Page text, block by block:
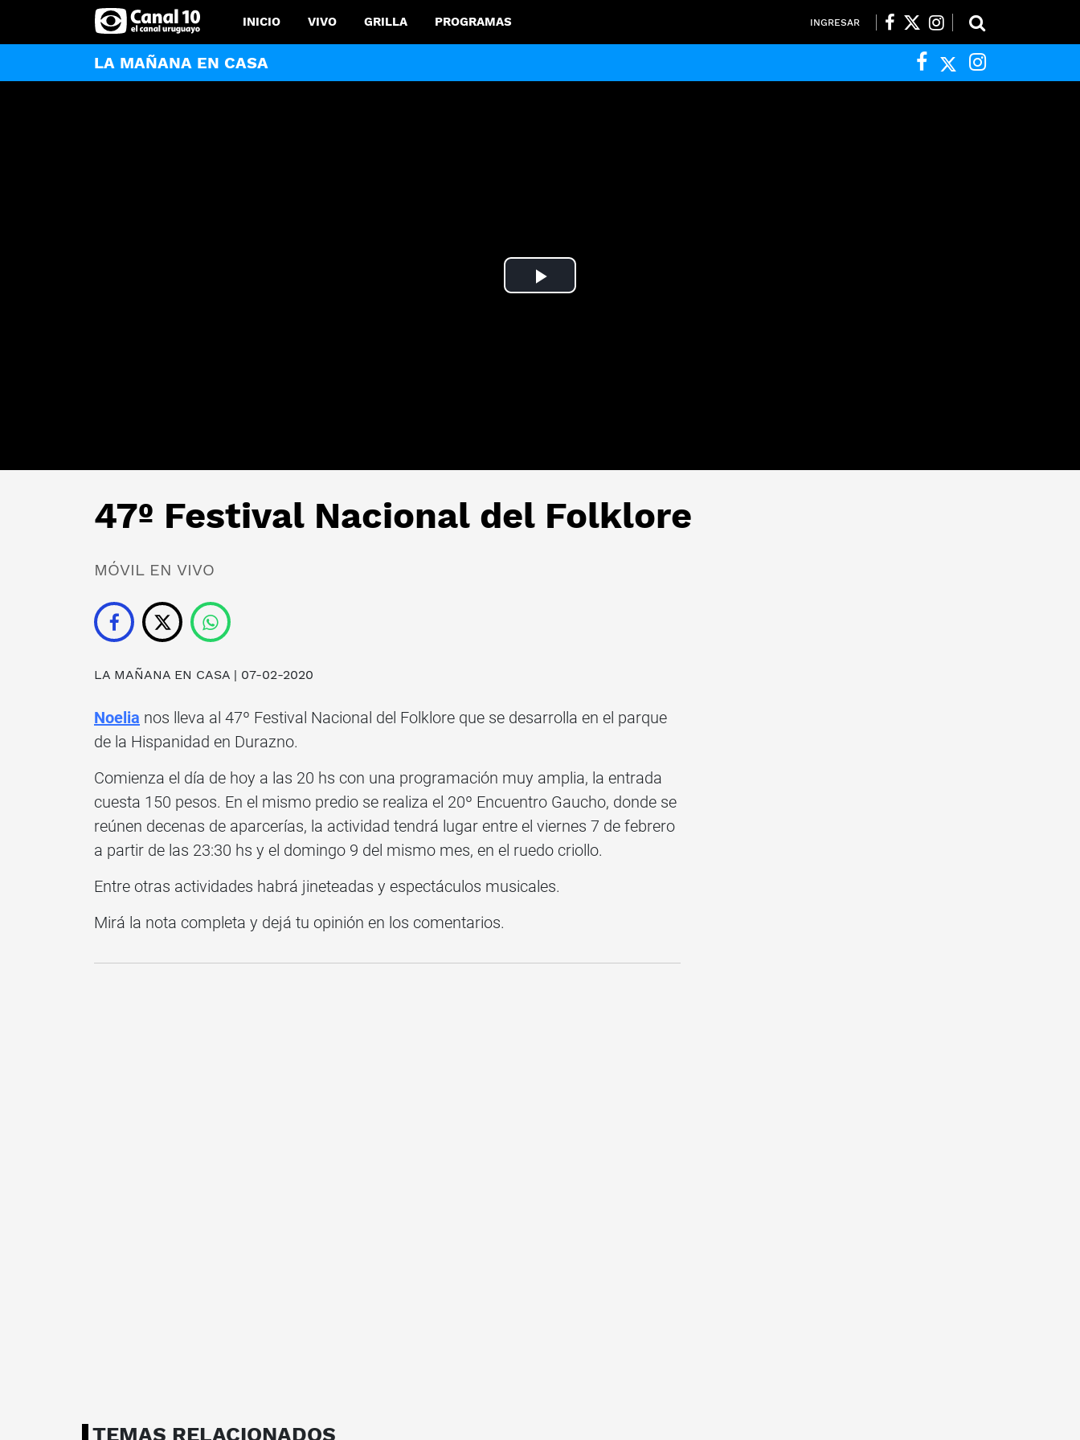
INICIO VIVO GRILLA PROGRAMAS INGRESAR
LA MAÑANA EN CASA
Play
47º Festival Nacional del Folklore
MÓVIL EN VIVO
LA MAÑANA EN CASA | 07-02-2020
Noelia nos lleva al 47º Festival Nacional del Folklore que se desarrolla en el parque
de la Hispanidad en Durazno.
Comienza el día de hoy a las 20 hs con una programación muy amplia, la entrada
cuesta 150 pesos. En el mismo predio se realiza el 20º Encuentro Gaucho, donde se
reúnen decenas de aparcerías, la actividad tendrá lugar entre el viernes 7 de febrero
a partir de las 23:30 hs y el domingo 9 del mismo mes, en el ruedo criollo.
Entre otras actividades habrá jineteadas y espectáculos musicales.
Mirá la nota completa y dejá tu opinión en los comentarios.
TEMAS RELACIONADOS